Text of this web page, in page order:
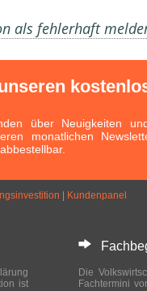
als fehlerhaft
über Neuigkeiten
monatlichen
Kundenpanel
ist
Die
Fachtermini